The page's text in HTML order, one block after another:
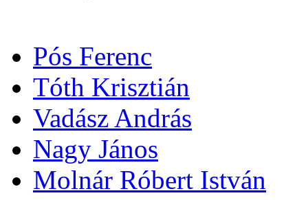
Pós Ferenc
Tóth Krisztián
Vadász András
Nagy János
Molnár Róbert István